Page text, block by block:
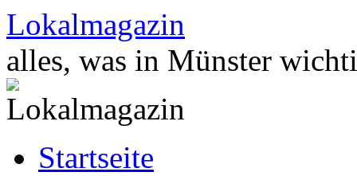
Zum
Inhalt
springen
Lokalmagazin
alles, was in Münster
Startseite